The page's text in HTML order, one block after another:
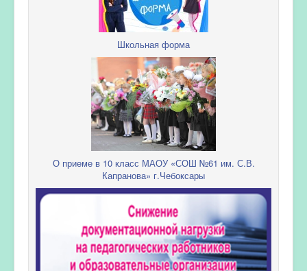
Школьная форма
О приеме в 10 класс МАОУ «СОШ №61 им. С.В.
Капранова» г.Чебоксары